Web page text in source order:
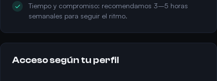
Tiempo y compromiso: recomendamos 3–5 horas
semanales para seguir el ritmo.
Acceso según tu perfil